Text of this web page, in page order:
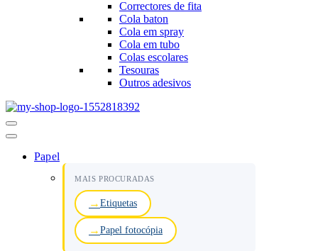
Correctores de fita
Cola baton
Cola em spray
Cola em tubo
Colas escolares
Tesouras
Outros adesivos
Menu
de
Papel
MAIS PROCURADAS
Etiquetas
Papel fotocópia